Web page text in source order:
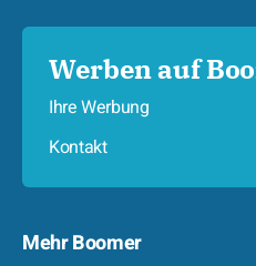
Werben auf
Ihre Werbung
Kontakt
Mehr Boomer